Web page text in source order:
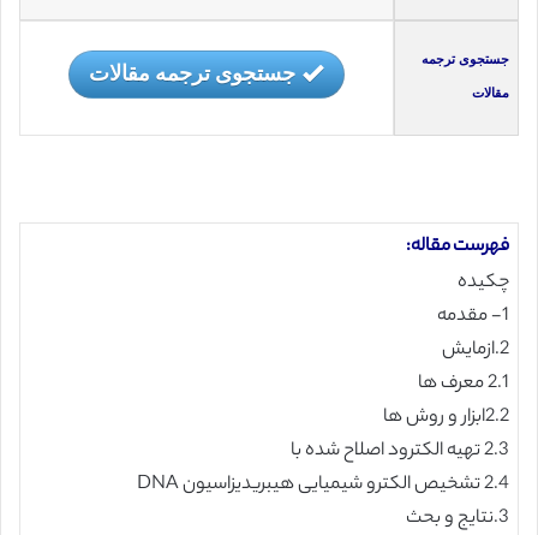
جستجوی ترجمه
مقالات
جستجوی ترجمه مقالات
فهرست مقاله:
چکیده
1- مقدمه
2.ازمایش
2.1 معرف ها
2.2ابزار و روش ها
2.3 تهیه الکترود اصلاح شده با
2.4 تشخیص الکترو شیمیایی هیبریدیزاسیون DNA
3.نتایج و بحث